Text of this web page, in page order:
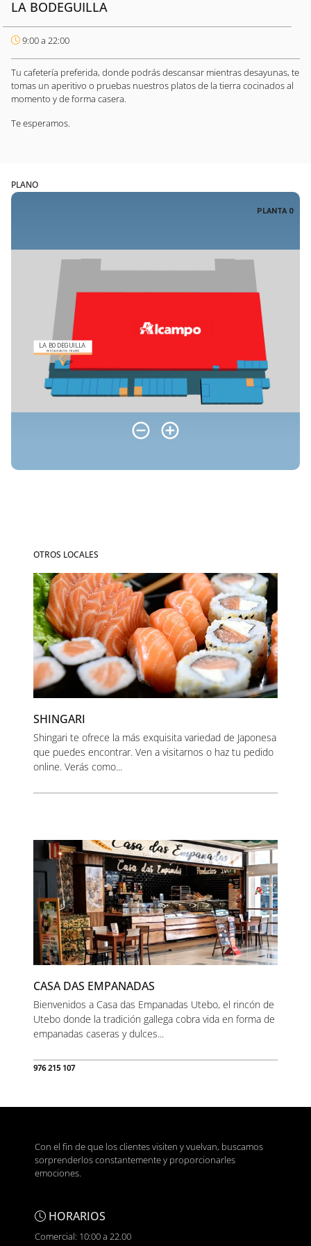
LA BODEGUILLA
9:00 a 22:00
Tu cafetería preferida, donde podrás descansar mientras desayunas, te
tomas un aperitivo o pruebas nuestros platos de la tierra cocinados al
momento y de forma casera.
Te esperamos.
PLANO
OTROS LOCALES
SHINGARI
Shingari te ofrece la más exquisita variedad de Japonesa
que puedes encontrar. Ven a visitarnos o haz tu pedido
online. Verás como...
CASA DAS EMPANADAS
Bienvenidos a Casa das Empanadas Utebo, el rincón de
Utebo donde la tradición gallega cobra vida en forma de
empanadas caseras y dulces...
976 215 107
Con el fin de que los clientes visiten y vuelvan, buscamos
sorprenderlos constantemente y proporcionarles
emociones.
HORARIOS
Comercial: 10:00 a 22.00